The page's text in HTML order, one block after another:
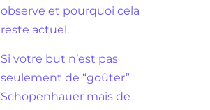
observe et pourquoi cela
reste actuel.
Si votre but n’est pas
seulement de “goûter”
Schopenhauer mais de